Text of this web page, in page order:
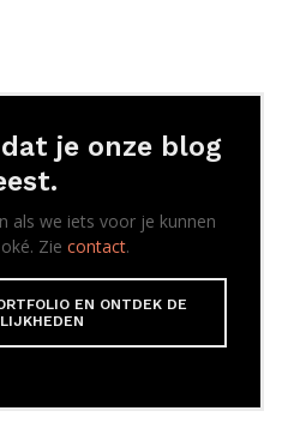
je onze blog
als we iets voor je kunnen
Zie contact.
EN ONTDEK DE